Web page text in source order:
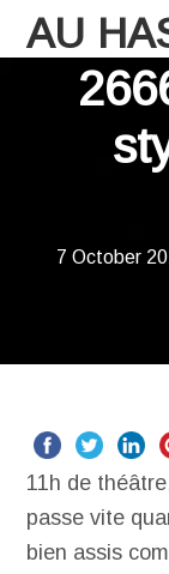
AU
7 October
11h de
passe vite
bien assis